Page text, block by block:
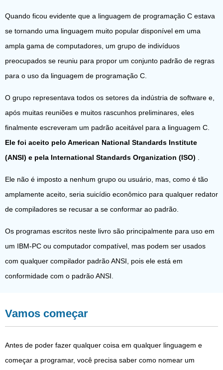
Quando ficou evidente que a linguagem de programação C estava
se tornando uma linguagem muito popular disponível em uma
ampla gama de computadores, um grupo de indivíduos
preocupados se reuniu para propor um conjunto padrão de regras
para o uso da linguagem de programação C.
O grupo representava todos os setores da indústria de software e,
após muitas reuniões e muitos rascunhos preliminares, eles
finalmente escreveram um padrão aceitável para a linguagem C.
Ele foi aceito pelo American National Standards Institute
(ANSI) e pela International Standards Organization (ISO)
Ele não é imposto a nenhum grupo ou usuário, mas, como é tão
amplamente aceito, seria suicídio econômico para qualquer redator
de compiladores se recusar a se conformar ao padrão.
Os programas escritos neste livro são principalmente para uso em
um IBM-PC ou computador compatível, mas podem ser usados ​​
com qualquer compilador padrão ANSI, pois ele está em
conformidade com o padrão ANSI.
Vamos começar
Antes de poder fazer qualquer coisa em qualquer linguagem e
começar a programar, você precisa saber como nomear um